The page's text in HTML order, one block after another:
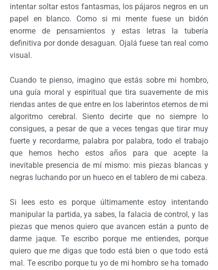
intentar soltar estos fantasmas, los pájaros negros en un
papel en blanco. Como si mi mente fuese un bidón
enorme de pensamientos y estas letras la tubería
definitiva por donde desaguan. Ojalá fuese tan real como
visual.
Cuando te pienso, imagino que estás sobre mi hombro,
una guía moral y espiritual que tira suavemente de mis
riendas antes de que entre en los laberintos eternos de mi
algoritmo cerebral. Siento decirte que no siempre lo
consigues, a pesar de que a veces tengas que tirar muy
fuerte y recordarme, palabra por palabra, todo el trabajo
que hemos hecho estos años para que acepte la
inevitable presencia de mí mismo: mis piezas blancas y
negras luchando por un hueco en el tablero de mi cabeza.
Si lees esto es porque últimamente estoy intentando
manipular la partida, ya sabes, la falacia de control, y las
piezas que menos quiero que avancen están a punto de
darme jaque. Te escribo porque me entiendes, porque
quiero que me digas que todo está bien o que todo está
mal. Te escribo porque tu yo de mi hombro se ha tomado